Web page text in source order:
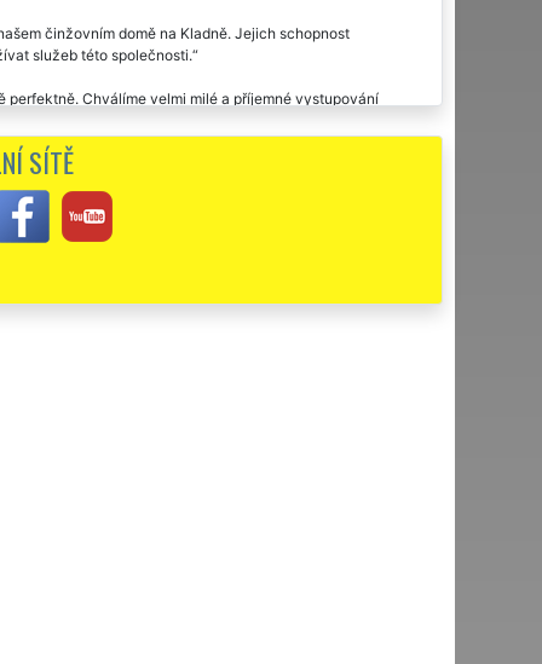
činžovním domě na Kladně. Jejich schopnost
služeb této společnosti.
Chválíme velmi milé a příjemné vystupování
SÍTĚ